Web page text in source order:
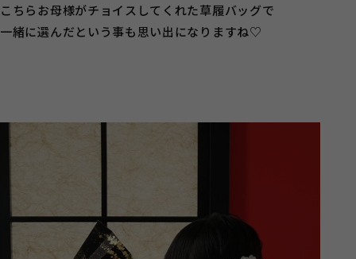
こちらお母様がチョイスしてくれた草履バッグで
一緒に選んだという事も思い出になりますね♡